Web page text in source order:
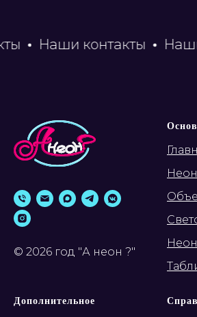
Наши контакты Наши
© 2026 год "А неон ?"
Дополнительное